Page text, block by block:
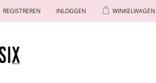
REGISTREREN INLOGGEN WINKELWAGEN